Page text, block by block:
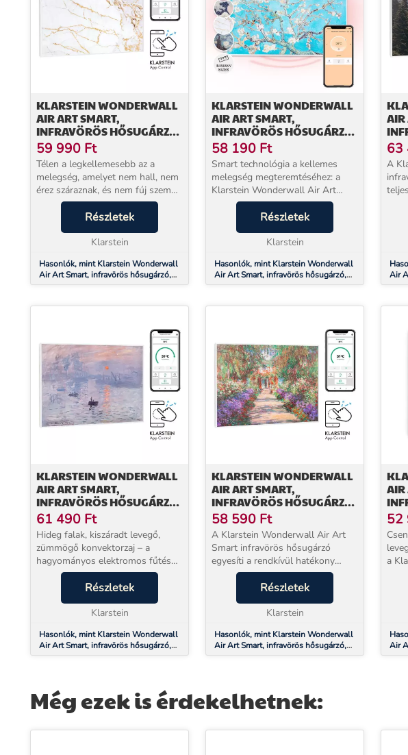
KLARSTEIN WONDERWALL
AIR ART SMART,
INFRAVÖRÖS HŐSUGÁRZÓ,
80 X 60 CM, 500 W,
MÁRVÁNY
59 990 Ft
Télen a legkellemesebb az a
melegség, amelyet nem hall, nem
érez száraznak, és nem fúj szembe
porral – a Klarstein Wonderwall
Art infravörös fűtőpanel pontosan
ezt nyújtja. 600 W teljesítménnyel
Részletek
Klarstein
Hasonlók, mint Klarstein Wonderwall
Air Art Smart, infravörös hősugárzó,
80 x 60 cm, 500 W, márvány
KLARSTEIN WONDERWALL
AIR ART SMART,
INFRAVÖRÖS HŐSUGÁRZÓ,
80 X 60 CM, 500 W,
VIRÁGOK
58 190 Ft
Smart technológia a kellemes
melegség megteremtéséhez: a
Klarstein Wonderwall Air Art
Smart infravörös fűtőtest nagyon
hatékonyan és helytakarékosan
hoz meleget bármely helyiségbe,
ugyanakkor nyomott...
Részletek
Klarstein
Hasonlók, mint Klarstein Wonderwall
Air Art Smart, infravörös hősugárzó,
80 x 60 cm, 500 W, virágok
AIR
80
63
A
Air
80 x
KLARSTEIN WONDERWALL
AIR ART SMART,
INFRAVÖRÖS HŐSUGÁRZÓ,
80 X 60 CM, 500 W,
NAPFELKELTE
61 490 Ft
Hideg falak, kiszáradt levegő,
zümmögő konvektorzaj – a
hagyományos elektromos fűtés
kellemetlenségei mind ismerősek.
A Klarstein Wonderwall Art
infravörös fűtőpanel 600 W
teljesítménnyel egészen másk...
Részletek
Klarstein
Hasonlók, mint Klarstein Wonderwall
Air Art Smart, infravörös hősugárzó,
80 x 60 cm, 500 W, napfelkelte
KLARSTEIN WONDERWALL
AIR ART SMART,
INFRAVÖRÖS HŐSUGÁRZÓ,
80 X 60 CM, 500 W, KERTI
ÚT
58 590 Ft
A Klarstein Wonderwall Air Art
Smart infravörös hősugárzó
egyesíti a rendkívül hatékony
fűtőteljesítményt a lenyűgöző
kialakítással és a legújabb
technológiával. Kellemes meleget,
valamint új fényt és...
Részletek
Klarstein
Hasonlók, mint Klarstein Wonderwall
Air Art Smart, infravörös hősugárzó,
80 x 60 cm, 500 W, kerti út
AIR
60
52
a
Air
60 x
Még ezek is érdekelhetnek: